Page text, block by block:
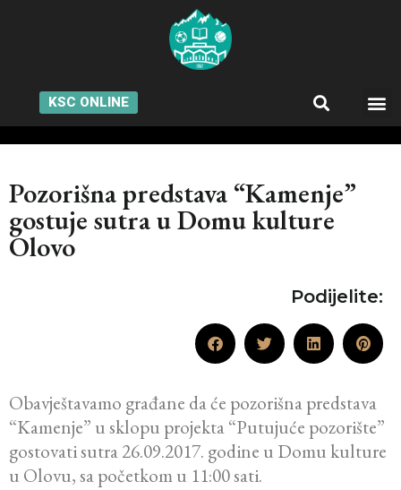
KSC ONLINE
Pozorišna predstava “Kamenje”
gostuje sutra u Domu kulture
Olovo
Podijelite:
Obavještavamo građane da će pozorišna predstava
“Kamenje” u sklopu projekta “Putujuće pozorište”
gostovati sutra 26.09.2017. godine u Domu kulture
u Olovu, sa početkom u 11:00 sati.